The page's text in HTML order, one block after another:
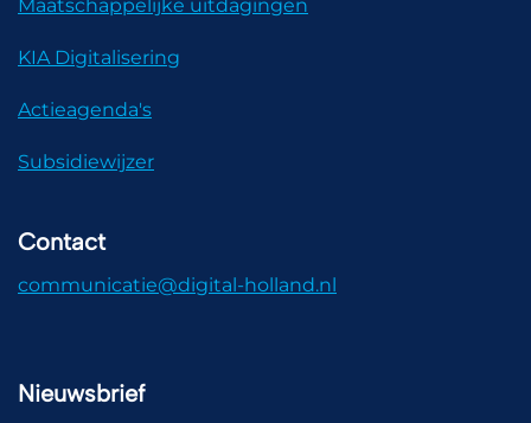
Maatschappelijke uitdagingen
KIA Digitalisering
Actieagenda's
Subsidiewijzer
Contact
communicatie@digital-holland.nl
Nieuwsbrief